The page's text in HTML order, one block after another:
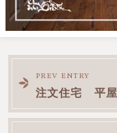
前
後
PREV ENTRY
注文住宅 平屋